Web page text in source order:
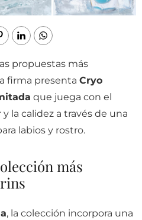
propuestas más
firma presenta Cryo
que juega con el
la calidez a través de una
labios y rostro.
más
, la colección incorpora una